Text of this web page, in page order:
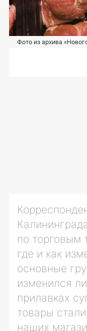
Фото из архива
по торговым
где и как
основные
изменился
прилавках
товары
наших